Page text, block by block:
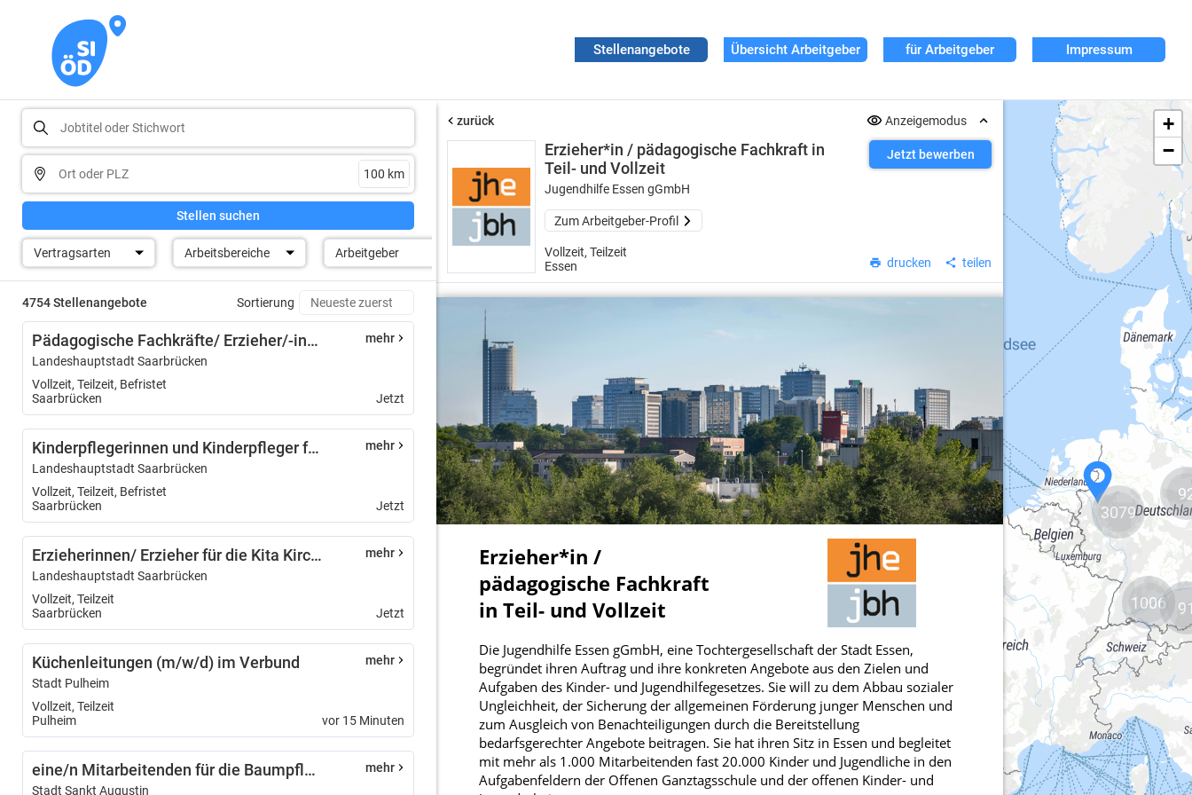
Stellenangebote Übersicht Arbeitgeber für Arbeitgeber Impressum
Stellen suchen
Vertragsarten Arbeitsbereiche Arbeitgeber
4754 Stellenangebote Sortierung
Pädagogische Fachkräfte/ Erzieher/-innen für die städtischen Kindertageseinrichtungen
Landeshauptstadt Saarbrücken
Vollzeit, Teilzeit, Befristet
Saarbrücken
mehr
Jetzt
Kinderpflegerinnen und Kinderpfleger für die städtischen Kindertageseinrichtungen
Landeshauptstadt Saarbrücken
Vollzeit, Teilzeit, Befristet
Saarbrücken
mehr
Jetzt
Erzieherinnen/ Erzieher für die Kita Kirchberg
Landeshauptstadt Saarbrücken
Vollzeit, Teilzeit
Saarbrücken
mehr
Jetzt
Küchenleitungen (m/w/d) im Verbund
Stadt Pulheim
Vollzeit, Teilzeit
Pulheim
mehr
vor 15 Minuten
eine/n Mitarbeitenden für die Baumpflege/ Grünunterhaltung (m/w/d)
Stadt Sankt Augustin
mehr
zurück Anzeigemodus
Erzieher*in / pädagogische Fachkraft in
Teil- und Vollzeit
Jugendhilfe Essen gGmbH
Zum Arbeitgeber-Profil
Vollzeit, Teilzeit
Essen
Jetzt bewerben
drucken teilen
3079
1006
+
−